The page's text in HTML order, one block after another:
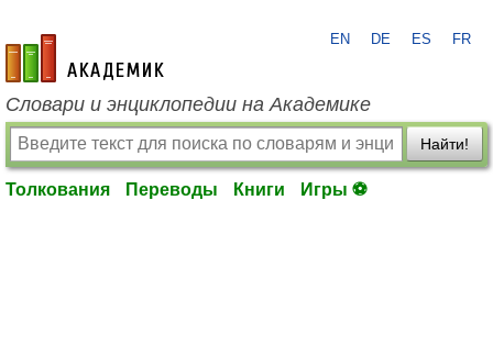
academic.ru
EN DE ES FR
Словари и энциклопедии на Академике
Найти!
Толкования Переводы Книги Игры ⚽